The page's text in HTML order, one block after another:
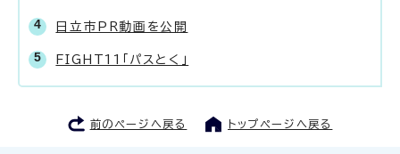
日立市PR動画を公開
FIGHT11「パスとく」
前のページへ戻る トップページへ戻る